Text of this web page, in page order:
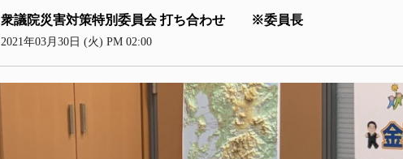
衆議院災害対策特別委員会 打ち合わせ ※委員長
2021年03月30日 (火) PM 02:00